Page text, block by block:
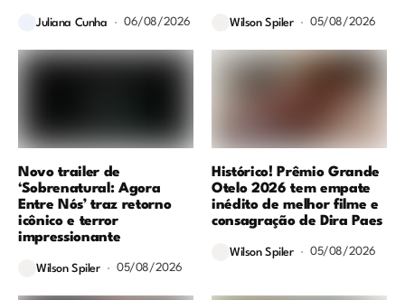
Juliana Cunha 06/08/2026 Wilson Spiler 05/08/2026
Novo trailer de
‘Sobrenatural: Agora
Entre Nós’ traz retorno
icônico e terror
impressionante
Wilson Spiler 05/08/2026
Histórico! Prêmio Grande
Otelo 2026 tem empate
inédito de melhor filme e
consagração de Dira Paes
Wilson Spiler 05/08/2026